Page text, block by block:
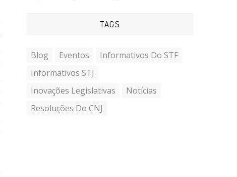
TAGS
Blog Eventos
Informativos Do STF
Informativos STJ
Inovações Legislativas
Notícias
Resoluções Do CNJ